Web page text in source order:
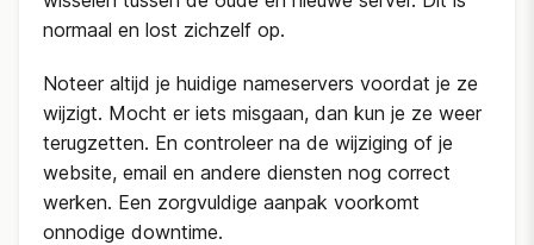
normaal en lost zichzelf op.
Noteer altijd je huidige nameservers voordat je ze
wijzigt. Mocht er iets misgaan, dan kun je ze weer
terugzetten. En controleer na de wijziging of je
website, email en andere diensten nog correct
werken. Een zorgvuldige aanpak voorkomt
onnodige downtime.